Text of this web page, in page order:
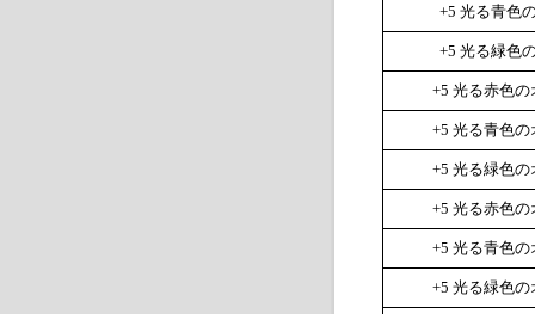
+5 光る青色
+5 光る緑色
+5 光る赤色の
+5 光る青色の
+5 光る緑色の
+5 光る赤色の
+5 光る青色の
+5 光る緑色の